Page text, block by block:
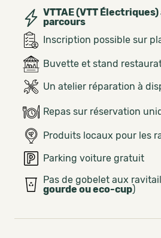
VTTAE (VTT
parcours
Inscription possible sur
Buvette et stand
Un atelier réparation à
Repas sur réservation
Produits locaux pour les
Parking voiture gratuit
Pas de gobelet aux
gourde ou eco-cup)